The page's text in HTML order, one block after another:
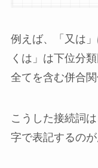
例えば、「又は
くは」は下位分
全てを含む併合関
こうした接続詞
字で表記するのが